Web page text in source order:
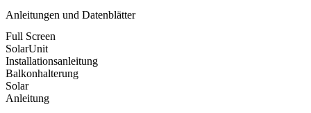
Anleitungen und Datenblätter
Full Screen
SolarUnit
Installationsanleitung
Balkonhalterung
Solar
Anleitung